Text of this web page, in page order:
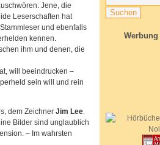
Werbung
Jene, die
Leserschaften hat
und ebenfalls
kennen.
ihm und denen, die
will beeindrucken –
sein will und rein
dem Zeichner Jim Lee.
Bilder sind unglaublich
– Im wahrsten